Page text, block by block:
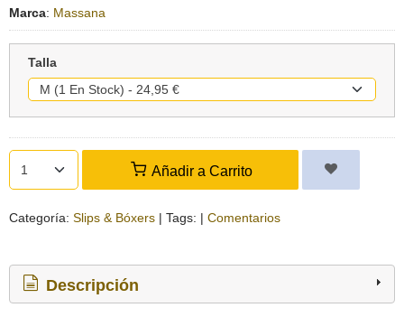
Marca: Massana
Talla
Añadir a Carrito
Categoría: Slips & Bóxers | Tags: | Comentarios
Descripción